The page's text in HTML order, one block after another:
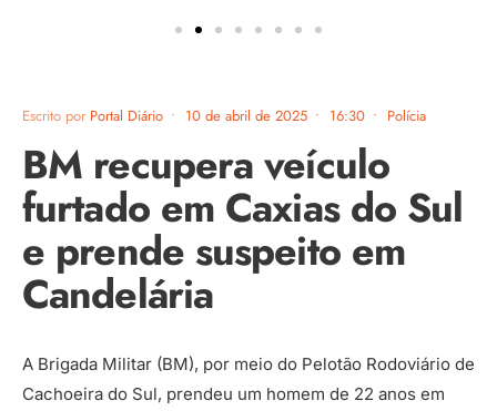
Escrito por Portal Diário • 10 de abril de 2025 • 16:30 • Polícia
BM recupera veículo
furtado em Caxias do Sul
e prende suspeito em
Candelária
A Brigada Militar (BM), por meio do Pelotão Rodoviário de
Cachoeira do Sul, prendeu um homem de 22 anos em